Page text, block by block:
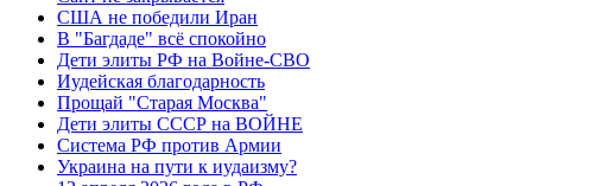
США не победили Иран
В "Багдаде" всё спокойно
Дети элиты РФ на Войне-СВО
Иудейская благодарность
Прощай "Старая Москва"
Дети элиты СССР на ВОЙНЕ
Система РФ против Армии
Украина на пути к иудаизму?